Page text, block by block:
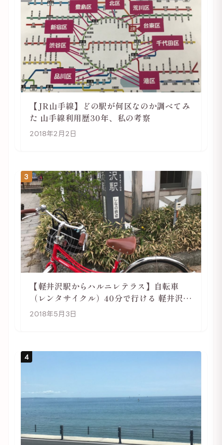
【JR山手線】どの駅が何区なのか調べてみ
た 山手線利用歴30年、私の考察
2018年2月2日
3
【軽井沢駅からハルニレテラス】自転車
（レンタサイクル）40分で行ける 軽井沢旅
行は自転車利用がおススメ
2018年5月3日
4